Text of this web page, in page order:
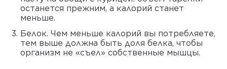
останется прежним, а калорий станет
меньше.
Белок. Чем меньше калорий вы потребляете,
тем выше должна быть доля белка, чтобы
организм не «съел» собственные мышцы.